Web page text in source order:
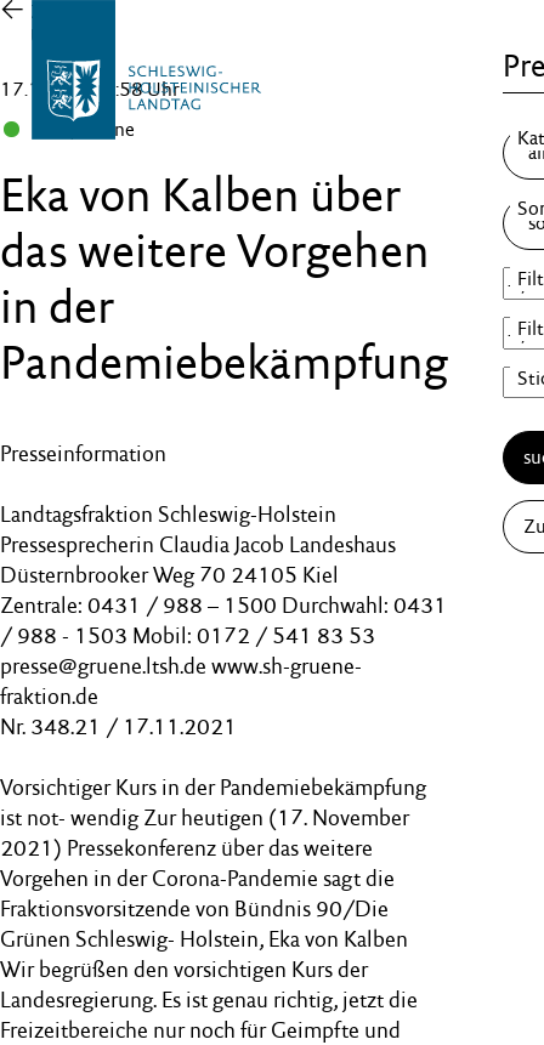
Zur
Übersicht
17.11.21 , 15:58 Uhr
B 90/Grüne
Eka von Kalben über
das weitere Vorgehen
in der
Pandemiebekämpfung
Presseinformation
Landtagsfraktion Schleswig-Holstein
Pressesprecherin Claudia Jacob Landeshaus
Düsternbrooker Weg 70 24105 Kiel
Zentrale: 0431 / 988 – 1500 Durchwahl: 0431
/ 988 - 1503 Mobil: 0172 / 541 83 53
presse@gruene.ltsh.de www.sh-gruene-
fraktion.de
Nr. 348.21 / 17.11.2021
Vorsichtiger Kurs in der Pandemiebekämpfung
ist not- wendig Zur heutigen (17. November
2021) Pressekonferenz über das weitere
Vorgehen in der Corona-Pandemie sagt die
Fraktionsvorsitzende von Bündnis 90/Die
Grünen Schleswig- Holstein, Eka von Kalben
Wir begrüßen den vorsichtigen Kurs der
Landesregierung. Es ist genau richtig, jetzt die
Freizeitbereiche nur noch für Geimpfte und